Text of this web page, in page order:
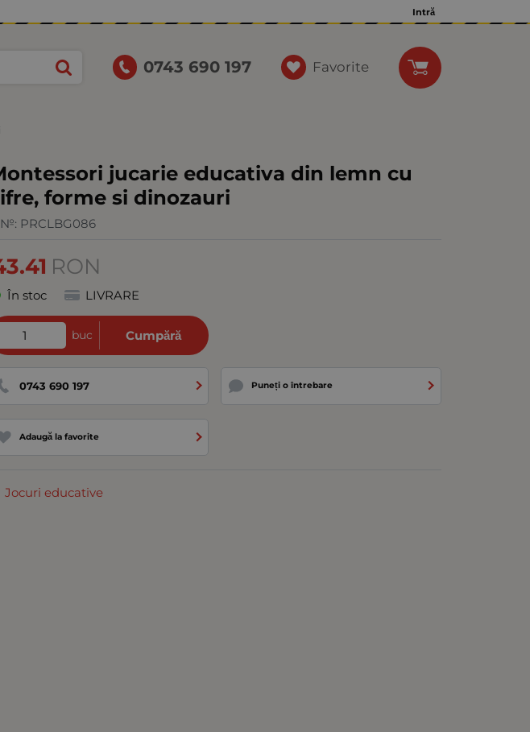
Intră
0743 690 197 Favorite
jucarie educativa din lemn cu
forme si dinozauri
PRCLBG086
RON
În stoc LIVRARE
buc Cumpără
0743 690 197 Puneți o întrebare
Adaugă la favorite
Jocuri educative